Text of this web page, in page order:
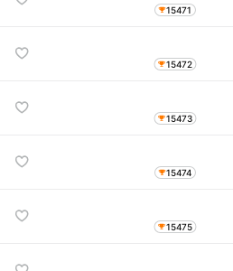
15471
15472
15473
15474
15475